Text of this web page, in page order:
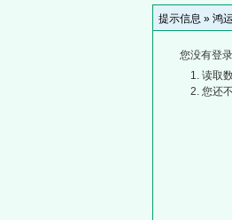
提示信息 » 鸿
您没有登
读取
您还